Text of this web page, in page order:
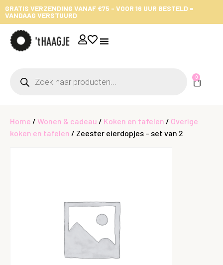
GRATIS VERZENDING VANAF €75 - VOOR 16 UUR BESTELD =
VANDAAG VERSTUURD
0
Home / Wonen & cadeau / Koken en tafelen / Overige
koken en tafelen / Zeester eierdopjes – set van 2